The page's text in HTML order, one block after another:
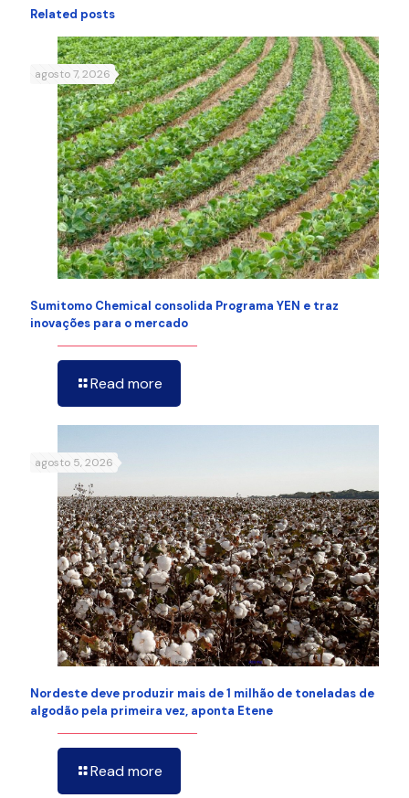
Related posts
agosto 7, 2026
Sumitomo Chemical consolida Programa YEN e traz
inovações para o mercado
Read more
agosto 5, 2026
Nordeste deve produzir mais de 1 milhão de toneladas de
algodão pela primeira vez, aponta Etene
Read more